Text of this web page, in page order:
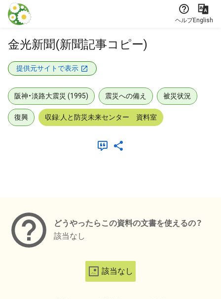
本文に飛ぶ
ヘルプEnglish
金光新聞(新聞記事コピー)
提供元サイトで表示
阪神・淡路大震災 (1995) 震災への備え 被災状況
復興 収録:人と防災未来センター 資料室
どうやったらこの資料の文書を使えるの？
該当なし
該当なし